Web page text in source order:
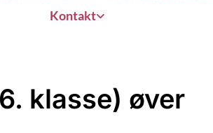
Kontakt
klasse) øver